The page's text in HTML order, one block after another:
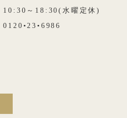
10:30～18:30(水曜定休)
0120•23•6986